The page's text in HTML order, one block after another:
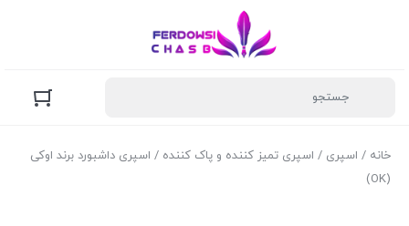
خانه / اسپری / اسپری تمیز کننده و پاک کننده / اسپری داشبورد برند اوکی
(OK)